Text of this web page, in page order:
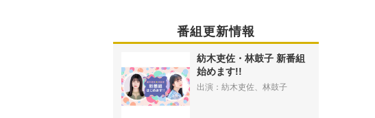
番組更新情報
紡木吏佐・林鼓子 新番組
始めます!!
出演：紡木吏佐、林鼓子